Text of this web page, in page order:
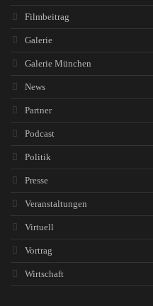
Filmbeitrag
Galerie
Galerie München
News
Partner
Podcast
Politik
Presse
Veranstaltungen
Virtuell
Vortrag
Wirtschaft